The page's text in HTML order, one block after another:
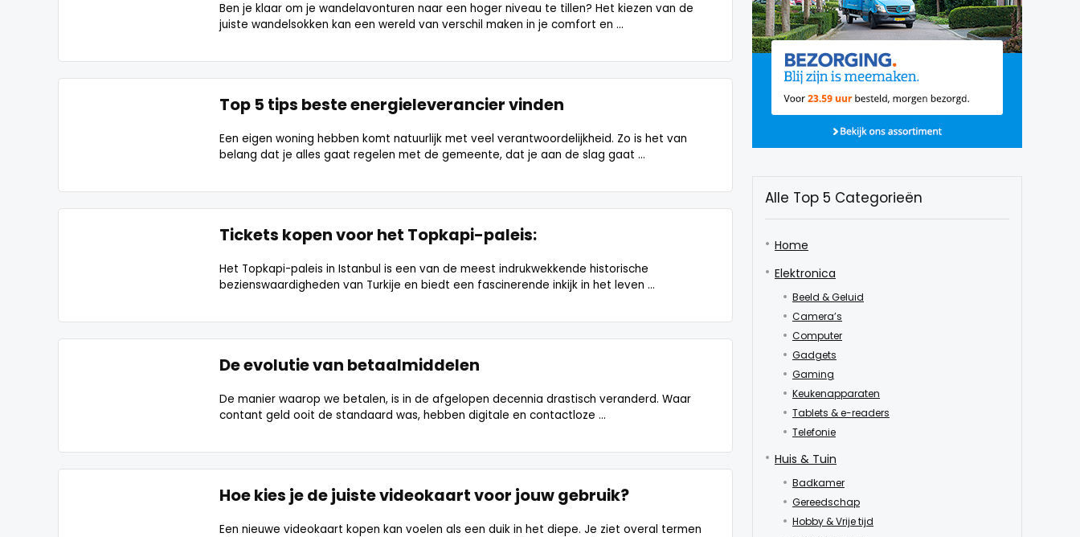
Ben je klaar om je wandelavonturen naar een hoger niveau te tillen? Het kiezen van de
juiste wandelsokken kan een wereld van verschil maken in je comfort en ...
Top 5 tips beste energieleverancier vinden
Een eigen woning hebben komt natuurlijk met veel verantwoordelijkheid. Zo is het van
belang dat je alles gaat regelen met de gemeente, dat je aan de slag gaat ...
Tickets kopen voor het Topkapi-paleis:
Het Topkapi-paleis in Istanbul is een van de meest indrukwekkende historische
bezienswaardigheden van Turkije en biedt een fascinerende inkijk in het leven ...
De evolutie van betaalmiddelen
De manier waarop we betalen, is in de afgelopen decennia drastisch veranderd. Waar
contant geld ooit de standaard was, hebben digitale en contactloze ...
Hoe kies je de juiste videokaart voor jouw gebruik?
Een nieuwe videokaart kopen kan voelen als een duik in het diepe. Je ziet overal termen
Alle Top 5 Categorieën
Home
Elektronica
Beeld & Geluid
Camera’s
Computer
Gadgets
Gaming
Keukenapparaten
Tablets & e-readers
Telefonie
Huis & Tuin
Badkamer
Gereedschap
Hobby & Vrije tijd